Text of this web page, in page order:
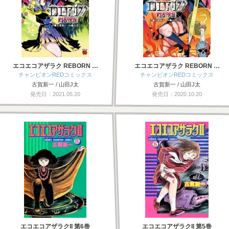
エコエコアザラク REBORN …
チャンピオンREDコミックス
古賀新一 / 山田J太
発売日：2021.05.20
エコエコアザラク REBORN …
チャンピオンREDコミックス
古賀新一 / 山田J太
発売日：2020.10.20
エコエコアザラクII 第6巻 エコエコアザラクII 第5巻